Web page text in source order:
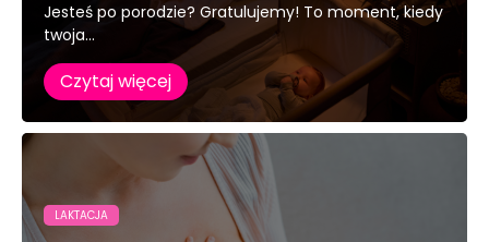
Jesteś po porodzie? Gratulujemy! To moment, kiedy
twoja...
Czytaj więcej
LAKTACJA